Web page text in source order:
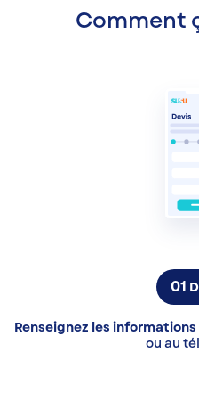
Comment
01
Renseignez les informations
ou au